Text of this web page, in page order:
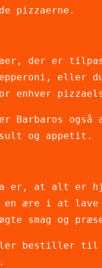
pizzaerne.
der er
eller du
enhver
Barbaros
sult og appetit.
er, at alt er
en ære i at
smag og
bestiller til